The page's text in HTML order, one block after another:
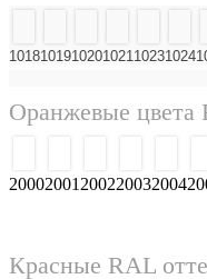
101810191020102110231024
Оранжевые цвета
20002001 200220032004
Красные RAL